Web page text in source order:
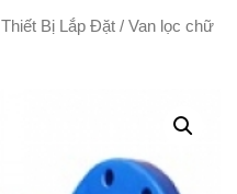
Thiết Bị Lắp Đặt / Van lọc chữ